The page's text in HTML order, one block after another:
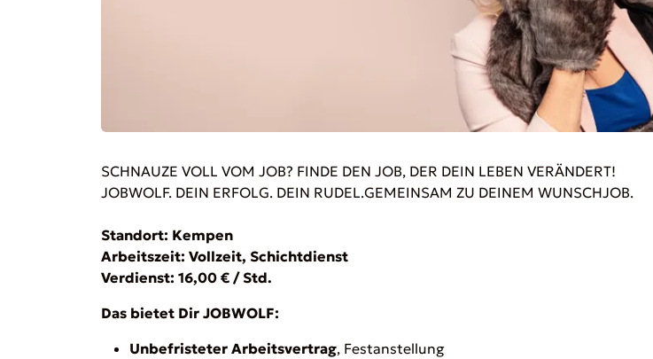
SCHNAUZE VOLL VOM JOB? FINDE DEN JOB, DER DEIN LEBEN VERÄNDERT!
JOBWOLF. DEIN ERFOLG. DEIN RUDEL.GEMEINSAM ZU DEINEM WUNSCHJOB.
Standort: Kempen
Arbeitszeit: Vollzeit, Schichtdienst
Verdienst: 16,00 € / Std.
Das bietet Dir JOBWOLF:
Unbefristeter Arbeitsvertrag, Festanstellung